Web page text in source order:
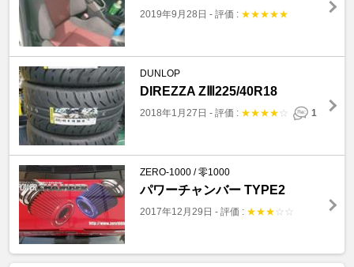
2019年9月28日 - 評価 : ★★★★★
DUNLOP
DIREZZA ZⅢ225/40R18
2018年1月27日 - 評価 : ★★★★ ☆ 1
ZERO-1000 / 零1000
パワーチャンバー TYPE2
2017年12月29日 - 評価 : ★★★ ☆ ☆